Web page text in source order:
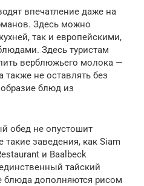
впечатление даже на
Здесь можно
так и европейскими,
Здесь туристам
верблюжьего молока —
не оставлять без
блюд из
обед не опустошит
заведения, как Siam
и Baalbeck
тайский
блюда дополняются рисом